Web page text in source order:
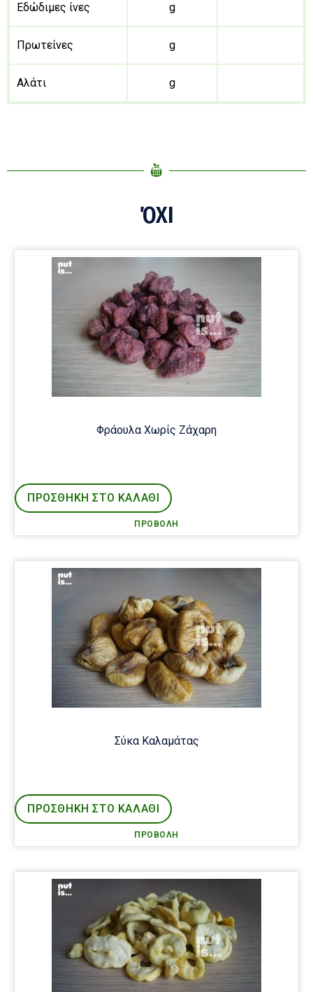
Εδώδιμες ίνες g
Πρωτείνες g
Αλάτι g
ΌΧΙ
Φράουλα Χωρίς Ζάχαρη
ΠΡΟΒΟΛΉ
ΠΡΟΣΘΉΚΗ ΣΤΟ ΚΑΛΑΘΙ
Σύκα Καλαμάτας
ΠΡΟΒΟΛΉ
ΠΡΟΣΘΉΚΗ ΣΤΟ ΚΑΛΑΘΙ